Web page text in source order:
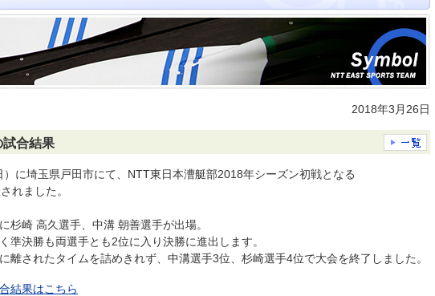
2018年3月26日
合結果
に埼玉県戸田市にて、NTT東日本漕艇部2018年シーズン初戦となる
れました。
杉崎 高久選手、中溝 朝善選手が出場。
準決勝も両選手とも2位に入り決勝に進出します。
離されたタイムを詰めきれず、中溝選手3位、杉崎選手4位で大会を終了しました。
結果はこちら